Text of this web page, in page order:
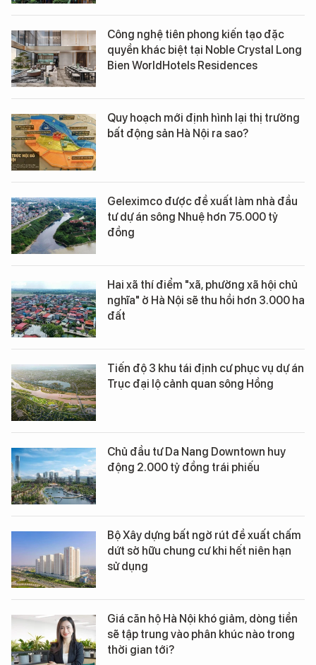
Công nghệ tiên phong kiến tạo đặc
quyền khác biệt tại Noble Crystal Long
Bien WorldHotels Residences
Quy hoạch mới định hình lại thị trường
bất động sản Hà Nội ra sao?
Geleximco được đề xuất làm nhà đầu
tư dự án sông Nhuệ hơn 75.000 tỷ
đồng
Hai xã thí điểm "xã, phường xã hội chủ
nghĩa" ở Hà Nội sẽ thu hồi hơn 3.000 ha
đất
Tiến độ 3 khu tái định cư phục vụ dự án
Trục đại lộ cảnh quan sông Hồng
Chủ đầu tư Da Nang Downtown huy
động 2.000 tỷ đồng trái phiếu
Bộ Xây dựng bất ngờ rút đề xuất chấm
dứt sở hữu chung cư khi hết niên hạn
sử dụng
Giá căn hộ Hà Nội khó giảm, dòng tiền
sẽ tập trung vào phân khúc nào trong
thời gian tới?